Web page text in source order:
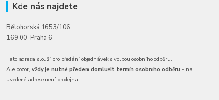
Kde nás najdete
Bělohorská 1653/106
169 00 Praha 6
Tato adresa slouží pro předání objednávek s volbou osobního odběru.
Ale pozor,vždy je nutné předem domluvit termín osobního odběru - na
uvedené adrese není prodejna!